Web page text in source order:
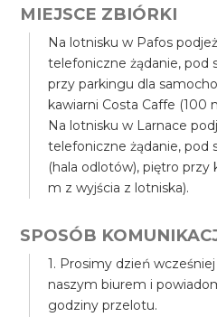
MIEJSCE ZBIÓRKI
Na lotnisku w Pafos
telefoniczne żądanie, pod
przy parkingu dla
kawiarni Costa Caffe (100
Na lotnisku w Larnace
telefoniczne żądanie, pod
(hala odlotów), piętro przy
m z wyjścia z lotniska).
SPOSÓB
1. Prosimy dzień
naszym biurem i
godziny przelotu.